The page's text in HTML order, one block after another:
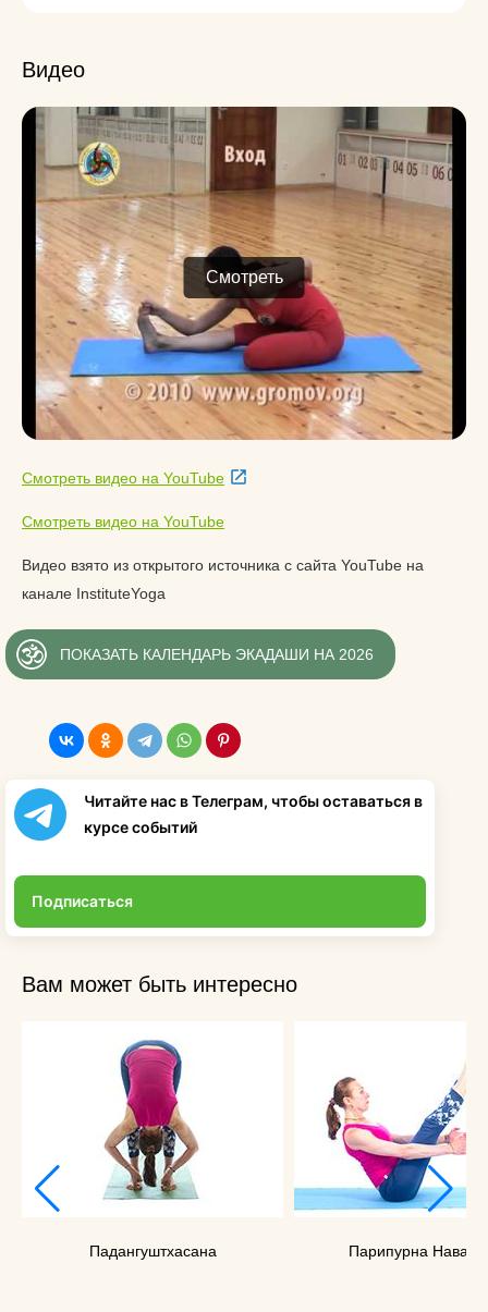
Видео
Смотреть
Смотреть видео на YouTube
Смотреть видео на YouTube
Видео взято из открытого источника с сайта YouTube на
канале InstituteYoga
ПОКАЗАТЬ КАЛЕНДАРЬ ЭКАДАШИ НА 2026
Читайте нас в Телеграм, чтобы оставаться в
курсе событий
Подписаться
Вам может быть интересно
Падангуштхасана Парипурна